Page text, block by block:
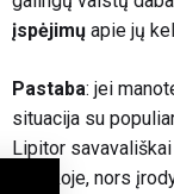
įspėjimų apie jų
Pastaba: jei
situacija su
Lipitor
aplinkoje, nors